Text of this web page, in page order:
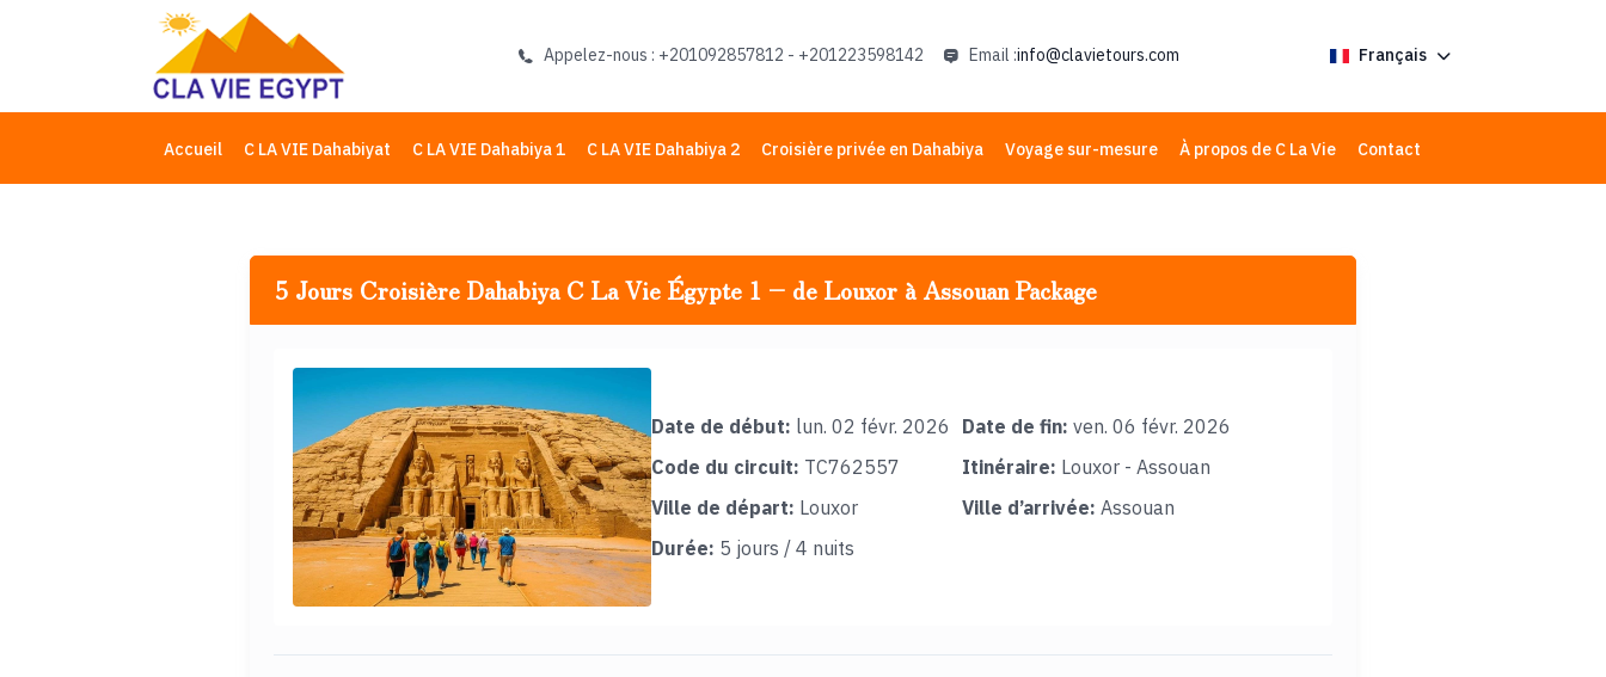
Appelez-nous : +201092857812 - +201223598142 Email :info@clavietours.com Français
Accueil C LA VIE Dahabiyat C LA VIE Dahabiya 1 C LA VIE Dahabiya 2 Croisière privée en Dahabiya Voyage sur-mesure À propos de C La Vie Contact
5 Jours Croisière Dahabiya C La Vie Égypte 1 – de Louxor à Assouan Package
Date de début: lun. 02 févr. 2026 Date de fin: ven. 06 févr. 2026
Code du circuit: TC762557 Itinéraire: Louxor - Assouan
Ville de départ: Louxor Ville d’arrivée: Assouan
Durée: 5 jours / 4 nuits